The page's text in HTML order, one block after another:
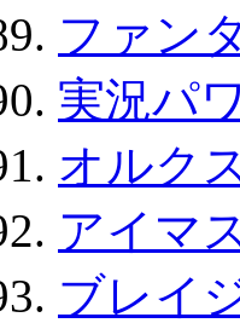
ファン
実況パ
オルク
アイマ
ブレイ